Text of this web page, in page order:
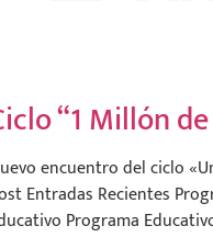
“1 Millón
encuentro del ciclo
Entradas Recientes
Programa